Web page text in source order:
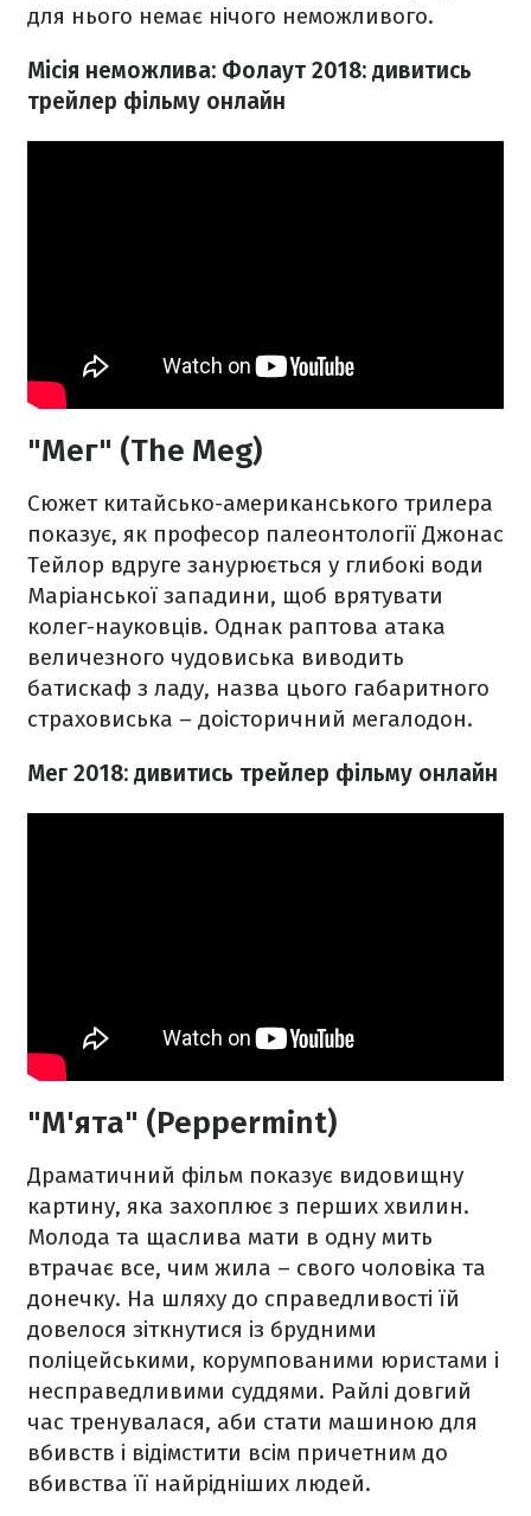
для нього немає нічого неможливого.
Місія неможлива: Фолаут 2018: дивитись
трейлер фільму онлайн
"Мег" (The Meg)
Сюжет китайсько-американського трилера
показує, як професор палеонтології Джонас
Тейлор вдруге занурюється у глибокі води
Маріанської западини, щоб врятувати
колег-науковців. Однак раптова атака
величезного чудовиська виводить
батискаф з ладу, назва цього габаритного
страховиська – доісторичний мегалодон.
Мег 2018: дивитись трейлер фільму онлайн
"М'ята" (Peppermint)
Драматичний фільм показує видовищну
картину, яка захоплює з перших хвилин.
Молода та щаслива мати в одну мить
втрачає все, чим жила – свого чоловіка та
донечку. На шляху до справедливості їй
довелося зіткнутися із брудними
поліцейськими, корумпованими юристами і
несправедливими суддями. Райлі довгий
час тренувалася, аби стати машиною для
вбивств і відімстити всім причетним до
вбивства її найрідніших людей.